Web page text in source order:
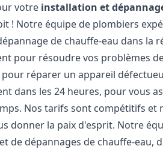
votre installation et
! Notre équipe de plombiers
de chauffe-eau dans la
pour résoudre vos problèmes
réparer un appareil
dans les 24 heures, pour vous
Nos tarifs sont compétitifs et
donner la paix d'esprit. Notre
de dépannages de chauffe-eau,